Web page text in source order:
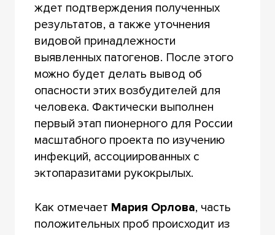
ждет подтверждения полученных
результатов, а также уточнения
видовой принадлежности
выявленных патогенов. После этого
можно будет делать вывод об
опасности этих возбудителей для
человека. Фактически выполнен
первый этап пионерного для России
масштабного проекта по изучению
инфекций, ассоциированных с
эктопаразитами рукокрылых.
Как отмечает Мария Орлова, часть
положительных проб происходит из